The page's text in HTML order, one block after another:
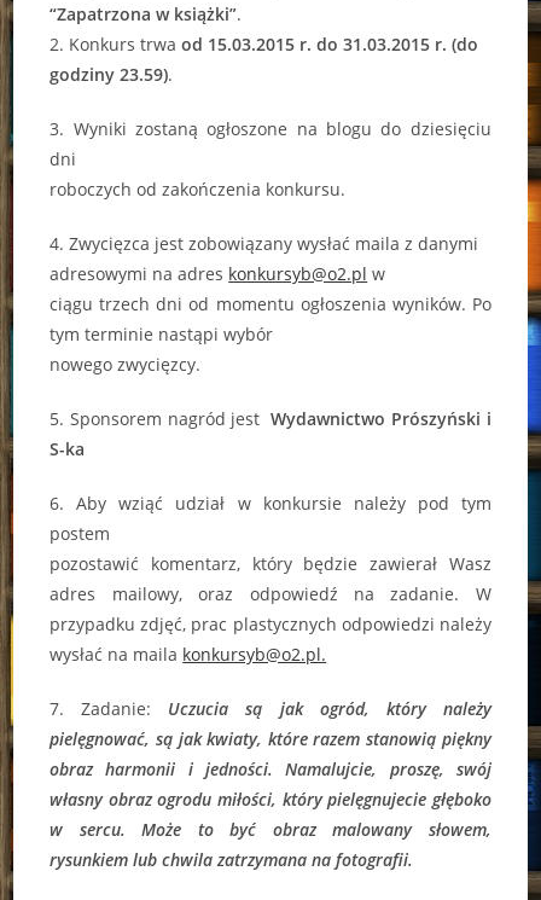
“Zapatrzona w książki”.
2. Konkurs trwaod 15.03.2015 r. do 31.03.2015 r. (do
godziny 23.59).
3. Wyniki zostaną ogłoszone na blogu do dziesięciu
dni
roboczych od zakończenia konkursu.
4. Zwycięzca jest zobowiązany wysłać maila z danymi
adresowymi na adres konkursyb@o2.pl w
ciągu trzech dni od momentu ogłoszenia wyników. Po
tym terminie nastąpi wybór
nowego zwycięzcy.
5. Sponsorem nagród jest Wydawnictwo Prószyński i
S-ka
6. Aby wziąć udział w konkursie należy pod tym
postem
pozostawić komentarz, który będzie zawierał Wasz
adres mailowy, oraz odpowiedź na zadanie. W
przypadku zdjęć, prac plastycznych odpowiedzi należy
wysłać na maila konkursyb@o2.pl.
7. Zadanie:
Uczucia są jak ogród, który należy
pielęgnować, są jak kwiaty, które razem stanowią piękny
obraz harmonii i jedności. Namalujcie, proszę, swój
własny obraz ogrodu miłości, który pielęgnujecie głęboko
w sercu. Może to być obraz malowany słowem,
rysunkiem lub chwila zatrzymana na fotografii.